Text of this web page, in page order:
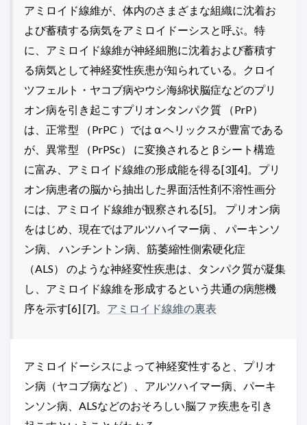
アミロイド線維が、体内のさまざまな組織に沈着お
よび蓄積する病気をアミロイドーシスと呼ぶ。特
に、アミロイド線維が神経細胞に沈着および蓄積す
る病気として神経変性疾患が知られている。クロイ
ツフェルト・ヤコブ病やウシ海綿状脳症などのプリ
オン病を引き起こすプリオンタンパク質 （PrP）
は、正常型 （PrPC ）では α ヘリックスが豊富である
が、異常型 （PrPSc） に変換されると β シート構造
に富み、アミロイド線維の形成能を得る[3][4]。プリ
オン病患者の脳から抽出した界面活性剤不溶性画分
には、アミロイド線維が観察される[5]。 プリオン病
をはじめ、現在ではアルツハイマー病 、 パーキンソ
ン病、 ハンチントン病、筋萎縮性側索硬化症
（ALS） のような神経変性疾患は、タンパク質が凝集
し、アミロイド線維を形成するという共通の病態機
序を示す[6] [7]。 アミロイド線維の裏表​
アミロイドーシスによって神経変性すると、プリオ
ン病（ヤコブ病など）、アルツハイマー病、パーキ
ンソン病、ALSなどのおそろしい脳ファ疾患を引き